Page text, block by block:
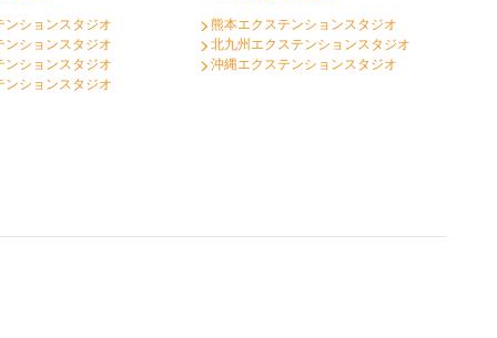
ンションスタジオ
ンションスタジオ
ンションスタジオ
ンションスタジオ
熊本エクステンションスタジオ
北九州エクステンションスタジオ
沖縄エクステンションスタジオ